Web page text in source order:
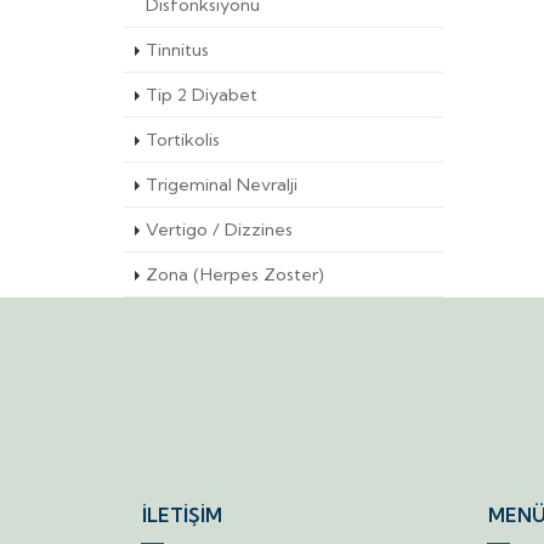
Disfonksiyonu
Tinnitus
Tip 2 Diyabet
Tortikolis
Trigeminal Nevralji
Vertigo / Dizzines
Zona (Herpes Zoster)
İLETİŞİM